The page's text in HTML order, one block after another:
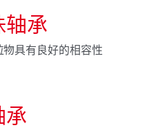
承
具有良好的相容性